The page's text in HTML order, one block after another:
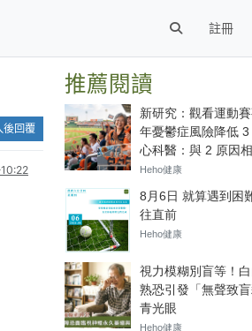
註冊
後回覆
推薦閱讀